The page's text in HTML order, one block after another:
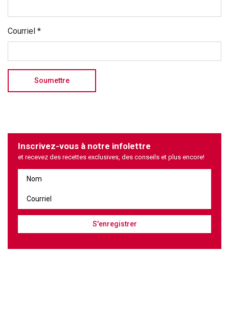
Courriel *
Inscrivez-vous à notre infolettre
et recevez des recettes exclusives, des conseils et plus encore!